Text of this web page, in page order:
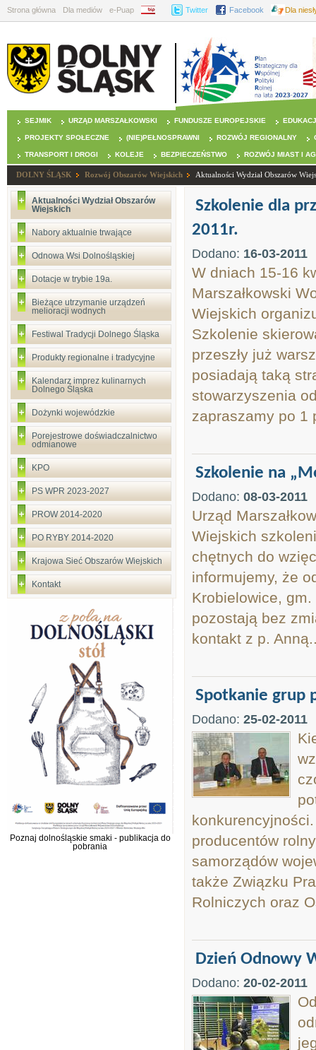
Strona główna Dla mediów e-Puap BIP Twitter Facebook Dla
SEJMIK URZĄD MARSZAŁKOWSKI FUNDUSZE EUROPEJSKIE
PROJEKTY SPOŁECZNE (NIE)PEŁNOSPRAWNI ROZWÓJ REGIONALNY
TRANSPORT I DROGI KOLEJE BEZPIECZEŃSTWO ROZWÓJ MIAST I
DOLNY ŚLĄSK Rozwój Obszarów Wiejskich Aktualności Wydział Obszarów
Aktualności Wydział Obszarów
Wiejskich
Nabory aktualnie trwające
Odnowa Wsi Dolnośląskiej
Dotacje w trybie 19a.
Bieżące utrzymanie urządzeń
melioracji wodnych
Festiwal Tradycji Dolnego Śląska
Produkty regionalne i tradycyjne
Kalendarz imprez kulinarnych
Dolnego Śląska
Dożynki wojewódzkie
Porejestrowe doświadczalnictwo
odmianowe
KPO
PS WPR 2023-2027
PROW 2014-2020
PO RYBY 2014-2020
Krajowa Sieć Obszarów Wiejskich
Kontakt
Poznaj dolnośląskie smaki - publikacja do
pobrania
Szkolenie dla
2011r.
Dodano: 16-03-2011
W dniach 15-16
Marszałkowski
Wiejskich
Szkolenie
przeszły już
posiadają taką
stowarzyszenia
zapraszamy po 1
Szkolenie na
Dodano: 08-03-2011
Urząd
Wiejskich
chętnych do
informujemy, że
Krobielowice, gm.
pozostają bez
kontakt z p.
Spotkanie grup
Dodano: 25-02-2011
producentów
samorządów
także Związku
Rolniczych oraz
Dzień Odnowy
Dodano: 20-02-2011